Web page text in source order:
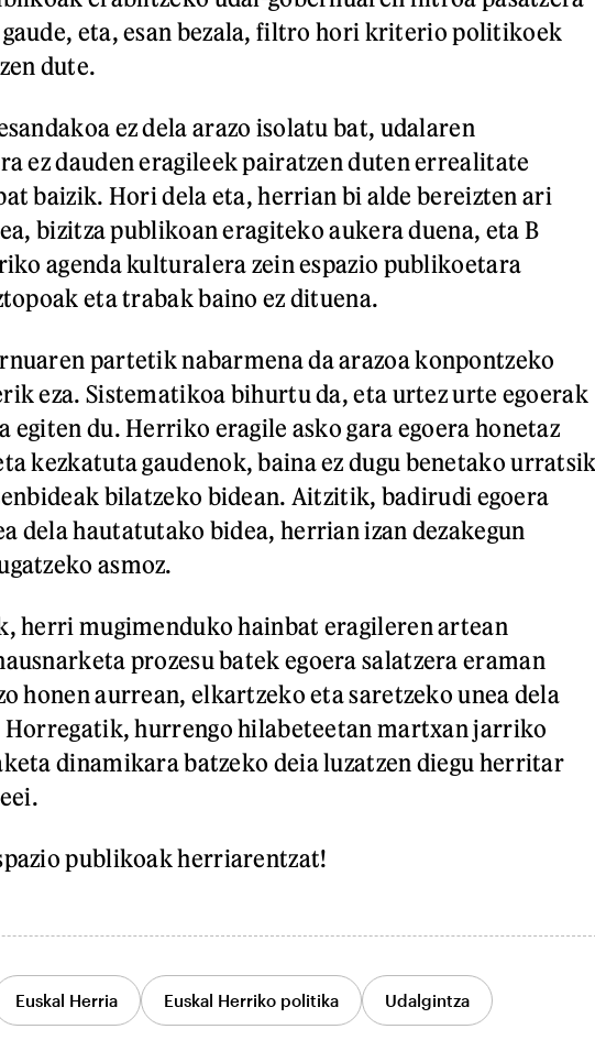
eta, esan bezala, filtro hori kriterio politikoek
dute.
ez dela arazo isolatu bat, udalaren
ez dauden eragileek pairatzen duten errealitate
baizik. Hori dela eta, herrian bi alde bereizten ari
bizitza publikoan eragiteko aukera duena, eta B
agenda kulturalera zein espazio publikoetara
eta trabak baino ez dituena.
partetik nabarmena da arazoa konpontzeko
eza. Sistematikoa bihurtu da, eta urtez urte egoerak
egiten du. Herriko eragile asko gara egoera honetaz
kezkatuta gaudenok, baina ez dugu benetako
bilatzeko bidean. Aitzitik, badirudi egoera
dela hautatutako bidea, herrian izan dezakegun
asmoz.
herri mugimenduko hainbat eragileren artean
prozesu batek egoera salatzera eraman
honen aurrean, elkartzeko eta saretzeko unea dela
Horregatik, hurrengo hilabeteetan martxan jarriko
dinamikara batzeko deia luzatzen diegu herritar
publikoak herriarentzat!
Euskal Herria Euskal Herriko politika Udalgintza